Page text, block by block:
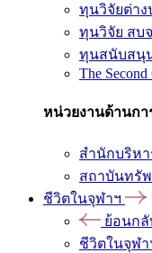
ทุนวิจัยต่าง
ทุนวิจัย สบ
ทุนสนับสนุ
The
หน่วยงานด้านกา
สำนักบริหา
สถาบันทรั
ชีวิตในจุฬาฯ
ย้อนกลั
ชีวิตในจุฬา